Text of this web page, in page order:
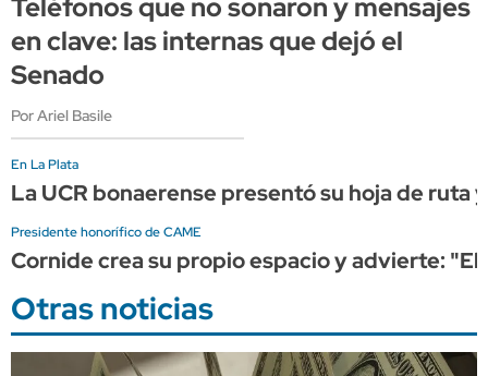
en clave: las internas que dejó el
Senado
Por Ariel Basile
En La Plata
La UCR bonaerense presentó su hoja de ruta
Presidente honorífico de CAME
Cornide crea su propio espacio y advierte:
Otras noticias